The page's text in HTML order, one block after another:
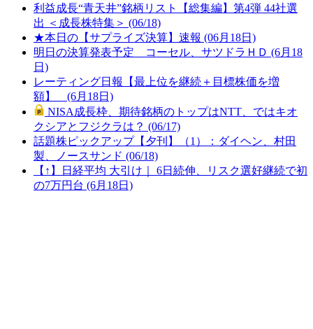
利益成長“青天井”銘柄リスト【総集編】第4弾 44社選
出 ＜成長株特集＞ (06/18)
★本日の【サプライズ決算】速報 (06月18日)
明日の決算発表予定 コーセル、サツドラＨＤ (6月18
日)
レーティング日報【最上位を継続＋目標株価を増
額】 (6月18日)
NISA成長枠、期待銘柄のトップはNTT、ではキオ
クシアとフジクラは？ (06/17)
話題株ピックアップ【夕刊】（1）：ダイヘン、村田
製、ノースサンド (06/18)
【↑】日経平均 大引け｜ 6日続伸、リスク選好継続で初
の7万円台 (6月18日)